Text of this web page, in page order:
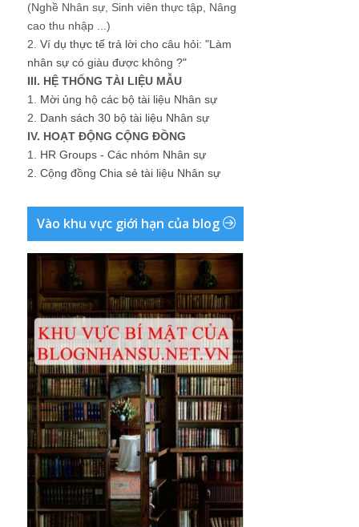
(Nghề Nhân sự, Sinh viên thực tập, Nâng
cao thu nhập ...)
2. Ví dụ thực tế trả lời cho câu hỏi: "Làm
nhân sự có giàu được không ?"
III. HỆ THỐNG TÀI LIỆU MẪU
1. Mời ủng hộ các bộ tài liệu Nhân sự
2. Danh sách 30 bộ tài liệu Nhân sự
IV. HOẠT ĐỘNG CỘNG ĐỒNG
1. HR Groups - Các nhóm Nhân sự
2. Cộng đồng Chia sẻ tài liệu Nhân sự
Vào khu vực giới hạn của blog